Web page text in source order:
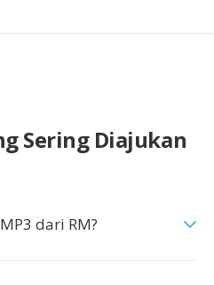
Sering Diajukan
dari RM?